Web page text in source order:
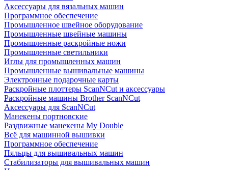
Аксессуары для вязальных машин
Программное обеспечение
Промышленное швейное оборудование
Промышленные швейные машины
Промышленные раскройные ножи
Промышленные светильники
Иглы для промышленных машин
Промышленные вышивальные машины
Электронные подарочные карты
Раскройные плоттеры ScanNCut и аксессуары
Раскройные машины Brother ScanNCut
Аксессуары для ScanNCut
Манекены портновские
Раздвижные манекены My Double
Всё для машинной вышивки
Программное обеспечение
Пяльцы для вышивальных машин
Стабилизаторы для вышивальных машин